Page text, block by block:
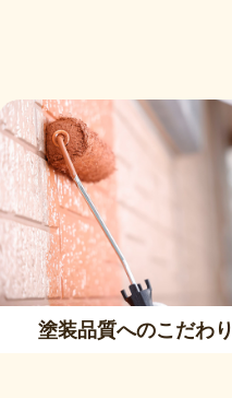
塗装品質へのこだわり